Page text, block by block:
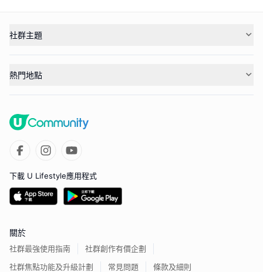
社群主題
熱門地點
下載 U Lifestyle應用程式
關於
社群最強使用指南
社群創作有價企劃
社群焦點功能及升級計劃
常見問題 條款及細則